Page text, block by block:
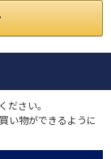
さい。
い物ができるように